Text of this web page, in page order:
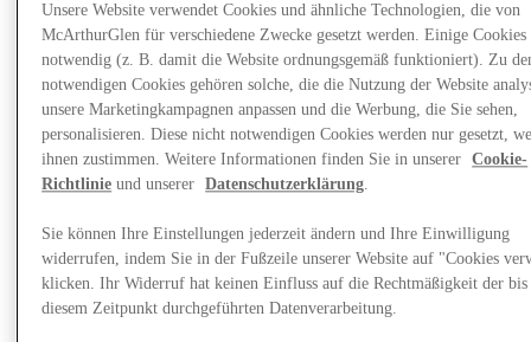
Events
Unsere Website verwendet Cookies und ähnliche Technologien, die von
McArthurGlen für verschiedene Zwecke gesetzt werden. Einige Cookies
notwendig (z. B. damit die Website ordnungsgemäß funktioniert). Zu
notwendigen Cookies gehören solche, die die Nutzung der Website
unsere Marketingkampagnen anpassen und die Werbung, die Sie sehen,
personalisieren. Diese nicht notwendigen Cookies werden nur gesetzt,
ihnen zustimmen. Weitere Informationen finden Sie in unserer
Cookie-
Richtlinie und unserer Datenschutzerklärung.
Sie können Ihre Einstellungen jederzeit ändern und Ihre Einwilligung
widerrufen, indem Sie in der Fußzeile unserer Website auf "Cookies
klicken. Ihr Widerruf hat keinen Einfluss auf die Rechtmäßigkeit der bis
diesem Zeitpunkt durchgeführten Datenverarbeitung.